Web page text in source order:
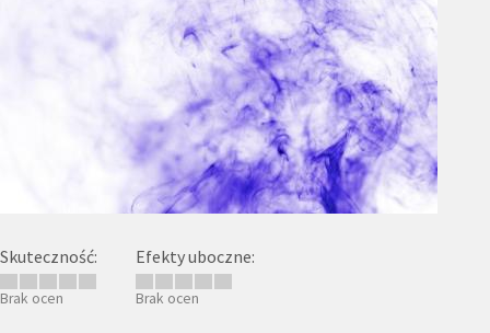
Skuteczność:
Brak ocen
Efekty uboczne:
Brak ocen